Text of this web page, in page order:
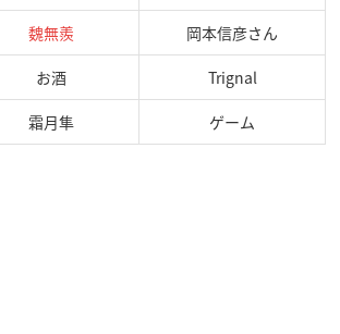
魏無羨 岡本信彦さん
お酒 Trignal
霜月隼 ゲーム